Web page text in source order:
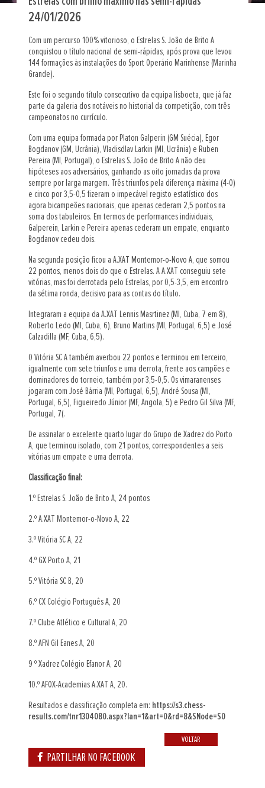
24/01/2026
Com um percurso 100% vitorioso, o Estrelas S. João de Brito A
conquistou o título nacional de semi-rápidas, após prova que levou
144 formações às instalações do Sport Operário Marinhense (Marinha
Grande).
Este foi o segundo título consecutivo da equipa lisboeta, que já faz
parte da galeria dos notáveis no historial da competição, com três
campeonatos no currículo.
Com uma equipa formada por Platon Galperin (GM Suécia), Egor
Bogdanov (GM, Ucrânia), Vladisdlav Larkin (MI, Ucrânia) e Ruben
Pereira (MI, Portugal), o Estrelas S. João de Brito A não deu
hipóteses aos adversários, ganhando as oito jornadas da prova
sempre por larga margem. Três triunfos pela diferença máxima (4-0)
e cinco por 3,5-0,5 fizeram o impecável registo estatístico dos
agora bicampeões nacionais, que apenas cederam 2,5 pontos na
soma dos tabuleiros. Em termos de performances individuais,
Galperein, Larkin e Pereira apenas cederam um empate, enquanto
Bogdanov cedeu dois.
Na segunda posição ficou a A.XAT Montemor-o-Novo A, que somou
22 pontos, menos dois do que o Estrelas. A A.XAT conseguiu sete
vitórias, mas foi derrotada pelo Estrelas, por 0,5-3,5, em encontro
da sétima ronda, decisivo para as contas do título.
Integraram a equipa da A.XAT Lennis Masrtinez (MI, Cuba, 7 em 8),
Roberto Ledo (MI, Cuba, 6), Bruno Martins (MI, Portugal, 6,5) e José
Calzadilla (MF, Cuba, 6,5).
O Vitória SC A também averbou 22 pontos e terminou em terceiro,
igualmente com sete triunfos e uma derrota, frente aos campões e
dominadores do torneio, também por 3,5-0,5. Os vimaranenses
jogaram com José Bárria (MI, Portugal, 6,5), André Sousa (MI,
Portugal, 6,5), Figueiredo Júnior (MF, Angola, 5) e Pedro Gil Silva (MF,
Portugal, 7(.
De assinalar o excelente quarto lugar do Grupo de Xadrez do Porto
A, que terminou isolado, com 21 pontos, correspondentes a seis
vitórias um empate e uma derrota.
Classificação final:
1.º Estrelas S. João de Brito A, 24 pontos
2.º A.XAT Montemor-o-Novo A, 22
3.º Vitória SC A, 22
4.º GX Porto A, 21
5.º Vitória SC B, 20
6.º CX Colégio Português A, 20
7.º Clube Atlético e Cultural A, 20
8.º AFN Gil Eanes A, 20
9 º Xadrez Colégio Efanor A, 20
10.º AFOX-Academias A.XAT A, 20.
Resultados e classificação completa em: https://s3.chess-
results.com/tnr1304080.aspx?lan=1&art=0&rd=8&SNode=S0
VOLTAR
PARTILHAR NO FACEBOOK